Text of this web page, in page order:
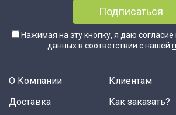
Подписаться
Нажимая на эту кнопку, я даю согласие
данных в соответствии с нашей
О Компании
Доставка
Клиентам
Как заказать?